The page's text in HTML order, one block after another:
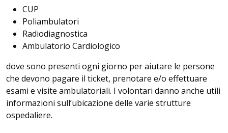
CUP
Poliambulatori
Radiodiagnostica
Ambulatorio Cardiologico
dove sono presenti ogni giorno per aiutare le persone
che devono pagare il ticket, prenotare e/o effettuare
esami e visite ambulatoriali. I volontari danno anche utili
informazioni sull’ubicazione delle varie strutture
ospedaliere.